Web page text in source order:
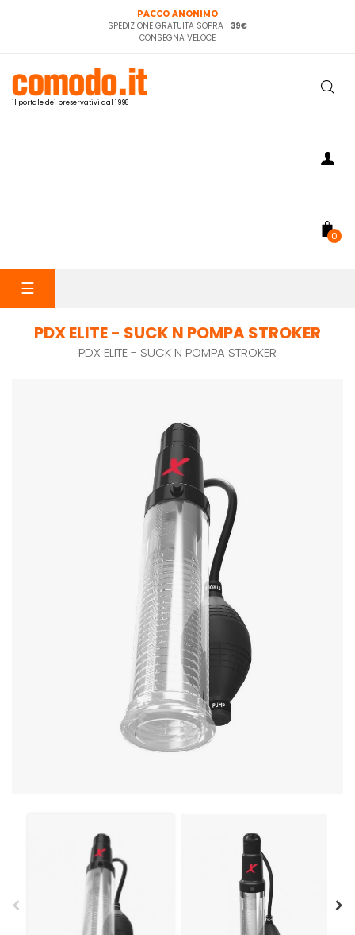
PACCO ANONIMO
SPEDIZIONE GRATUITA SOPRA I 39€
CONSEGNA VELOCE
il portale dei preservativi dal 1998
0
navigazione
☰
PDX ELITE - SUCK N POMPA STROKER
PDX ELITE - SUCK N POMPA STROKER